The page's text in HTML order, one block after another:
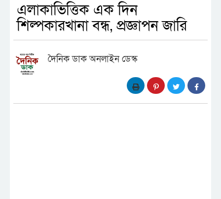
এলাকাভিত্তিক এক দিন
শিল্পকারখানা বন্ধ, প্রজ্ঞাপন জারি
দৈনিক ডাক অনলাইন ডেস্ক